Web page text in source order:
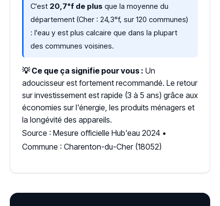
C'est 20,7°f de plus que la moyenne du
département (Cher : 24,3°f, sur 120 communes)
: l'eau y est plus calcaire que dans la plupart
des communes voisines.
💡 Ce que ça signifie pour vous : Un
adoucisseur est fortement recommandé. Le retour
sur investissement est rapide (3 à 5 ans) grâce aux
économies sur l'énergie, les produits ménagers et
la longévité des appareils.
Source : Mesure officielle Hub'eau 2024 •
Commune : Charenton-du-Cher (18052)